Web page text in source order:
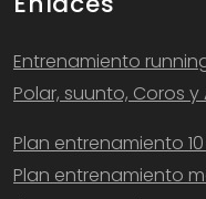
Entrenamiento
Polar, suunto, Coros
Plan entrenamiento
Plan entrenamiento